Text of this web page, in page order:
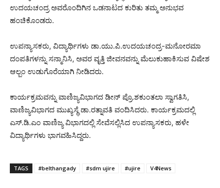
ಉದಯಚಂದ್ರ ಅವರೊಂದಿಗಿನ ಒಡನಾಟದ ಕುರಿತು ತಮ್ಮ ಅನುಭವ
ಹಂಚಿಕೊಂಡರು.
ಉಪನ್ಯಾಸಕರು, ವಿದ್ಯಾರ್ಥಿಗಳು ಡಾ.ಯು.ಪಿ.ಉದಯಚಂದ್ರ-ಮನೋರಮಾ
ದಂಪತಿಗಳನ್ನು ಸನ್ಮಾನಿಸಿ, ಅವರ ವೃತ್ತಿ ಜೀವನವನ್ನು ಮೆಲುಕುಹಾಕಿಸುವ ವಿಷೇಶ
ಆಲ್ಬಂ ಉಡುಗೊರೆಯಾಗಿ ನೀಡಿದರು.
ಕಾರ್ಯಕ್ರಮವನ್ನು ವಾಣಿಜ್ಯವಿಭಾಗದ ಡೀನ್‌ ಪ್ರೊ.ಶಕುಂತಲಾ ಸ್ವಾಗತಿಸಿ,
ವಾಣಿಜ್ಯವಿಭಾಗದ ಮುಖ್ಯಸ್ಥೆ ಡಾ.ರತ್ನಾವತಿ ವಂದಿಸಿದರು. ಕಾರ್ಯಕ್ರಮದಲ್ಲಿ
ಎಸ್.ಡಿ.ಎಂ ವಾಣಿಜ್ಯ ವಿಭಾಗದಲ್ಲಿ ಸೇವೆಸಲ್ಲಿಸಿದ ಉಪನ್ಯಾಸಕರು, ಹಳೇ
ವಿದ್ಯಾರ್ಥಿಗಳು ಭಾಗವಹಿಸಿದ್ದರು.
TAGS #belthangady #sdm ujire #ujire V4News